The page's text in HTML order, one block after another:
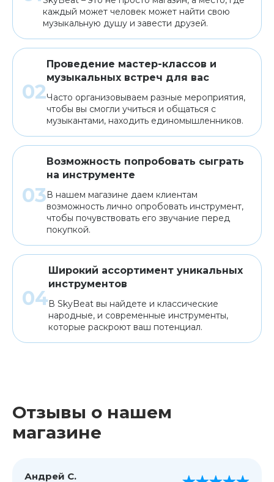
каждый может человек может найти свою
музыкальную душу и завести друзей.
Проведение мастер-классов и
музыкальных встреч для вас
Часто организовываем разные мероприятия,
чтобы вы смогли учиться и общаться с
музыкантами, находить единомышленников.
Возможность попробовать сыграть
на инструменте
В нашем магазине даем клиентам
возможность лично опробовать инструмент,
чтобы почувствовать его звучание перед
покупкой.
Широкий ассортимент уникальных
инструментов
В SkyBeat вы найдете и классические
народные, и современные инструменты,
которые раскроют ваш потенциал.
Отзывы о нашем
магазине
Андрей С.